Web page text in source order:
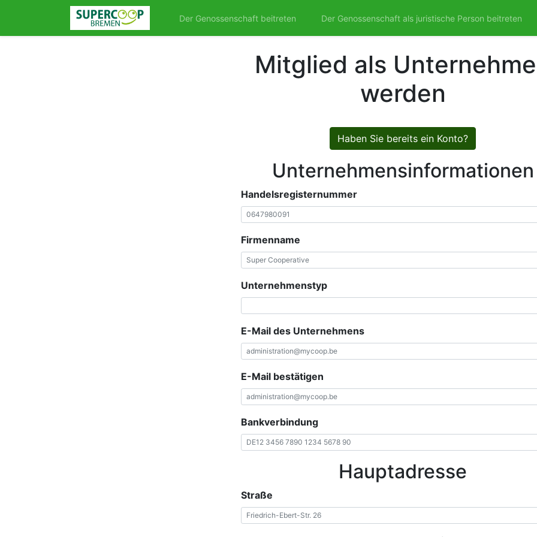
Der Genossenschaft beitreten Der Genossenschaft als juristische Person beitreten
Mitglied als
werden
Haben Sie bereits ein Konto?
Unternehmensinformationen
Handelsregisternummer
Firmenname
Unternehmenstyp
E-Mail des Unternehmens
E-Mail bestätigen
Bankverbindung
Hauptadresse
Straße